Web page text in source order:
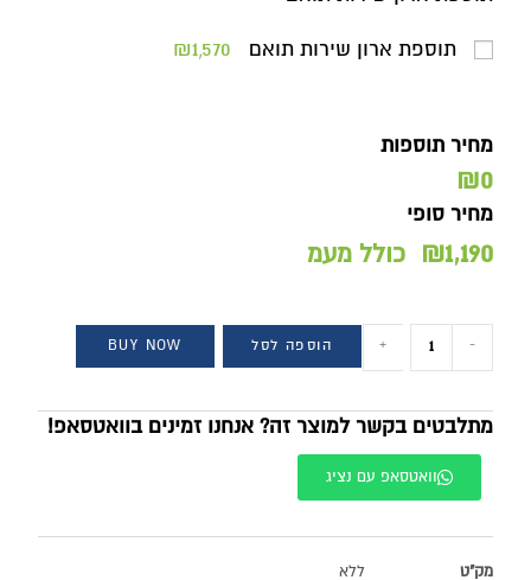
תוספת ארון שירות תואם ₪1,570
מחיר תוספות
₪0
מחיר סופי
₪1,190 כולל מעמ
-
+ הוספה לסל BUY NOW
מתלבטים בקשר למוצר זה? אנחנו זמינים בוואטסאפ!
וואטסאפ עם נציג
מק"ט ללא